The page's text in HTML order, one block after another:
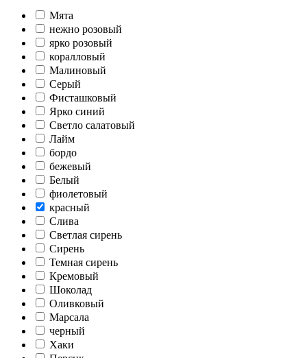
Мята
нежно розовый
ярко розовый
коралловый
Малиновый
Серый
Фисташковый
Ярко синий
Светло салатовый
Лайм
бордо
бежевый
Белый
фиолетовый
красный
Слива
Светлая сирень
Сирень
Темная сирень
Кремовый
Шоколад
Оливковый
Марсала
черный
Хаки